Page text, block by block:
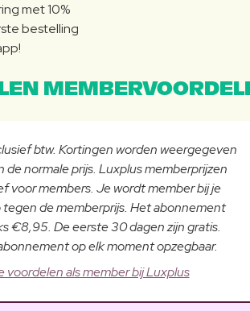
met 10%
bestelling
btw. Kortingen worden weergegeven
de normale prijs. Luxplus memberprijzen
voor members. Je wordt member bij je
de memberprijs. Het abonnement
€8,95. De eerste 30 dagen zijn gratis.
op elk moment opzegbaar.
voordelen als member bij Luxplus